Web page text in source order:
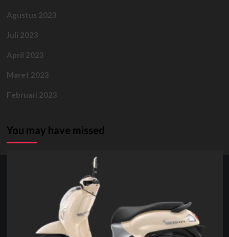
Agustus 2023
Juli 2023
April 2023
Maret 2023
Februari 2023
You may have missed